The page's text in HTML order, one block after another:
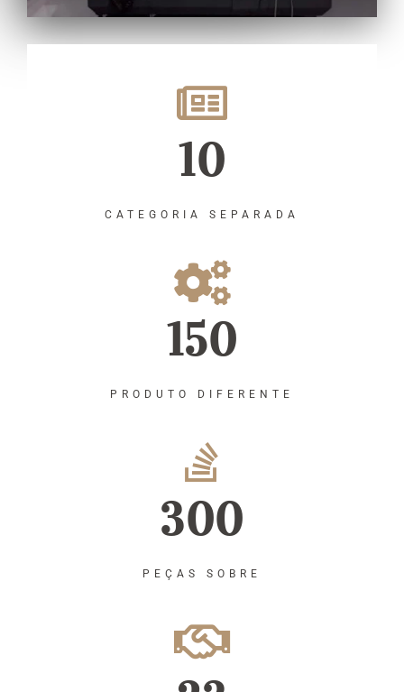
10
CATEGORIA SEPARADA
150
PRODUTO DIFERENTE
300
PEÇAS SOBRE